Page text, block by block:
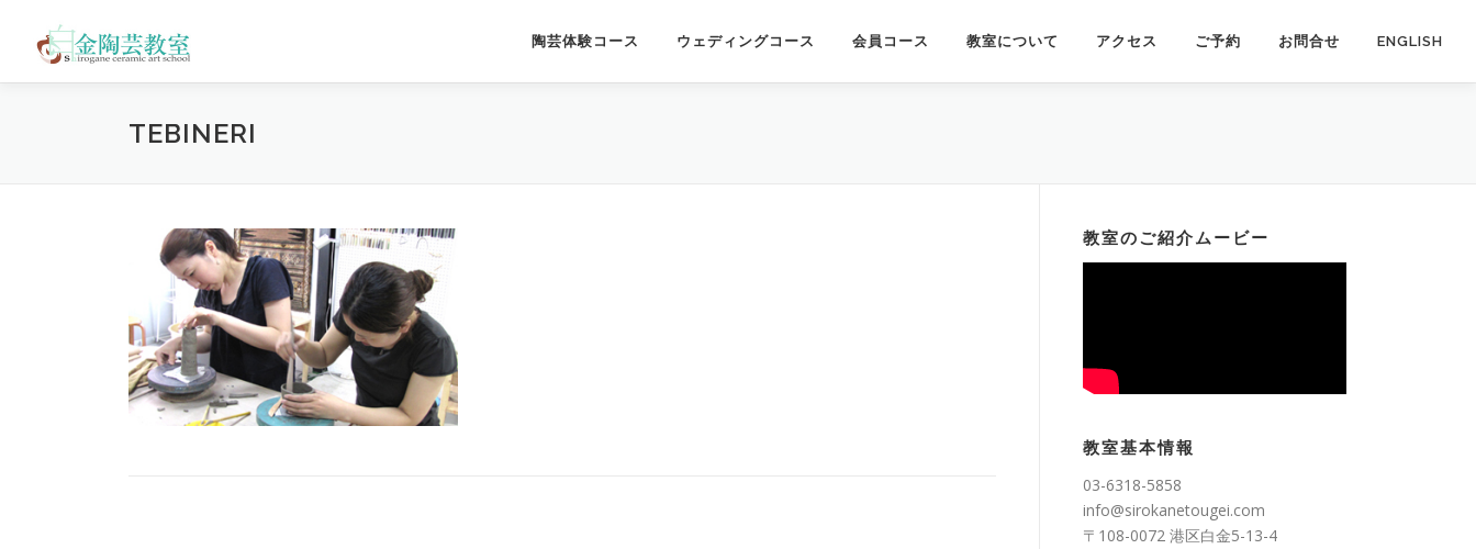
ン
陶芸体験コース ウェディングコース 会員コース 教室について アクセス ご予約 お問合せ ENGLISH
TEBINERI
教室のご紹介ムービー
教室基本情報
03-6318-5858
info@sirokanetougei.com
〒108-0072 港区白金5-13-4